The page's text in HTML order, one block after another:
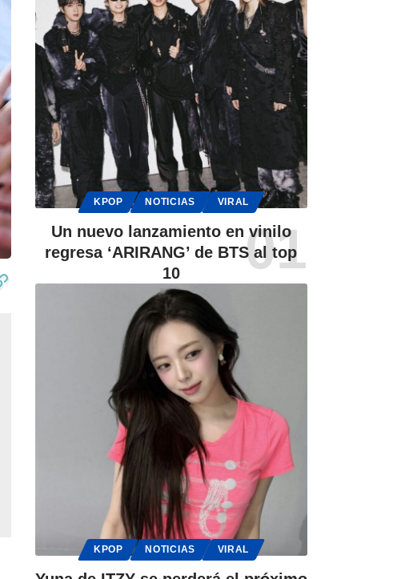
KPOP NOTICIAS VIRAL
Un nuevo lanzamiento en vinilo
regresa ‘ARIRANG’ de BTS al top
10
KPOP NOTICIAS VIRAL